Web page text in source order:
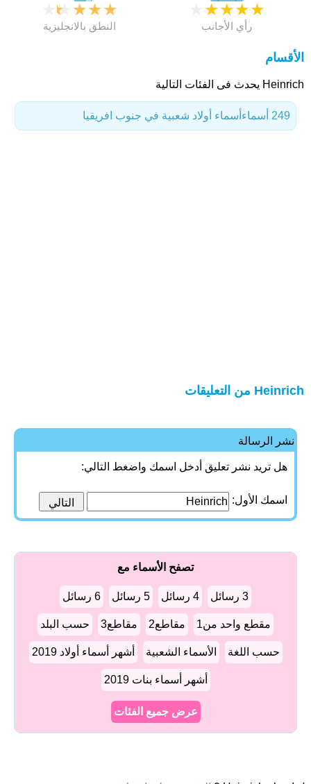
★
★
★
★
النطق بالانجليزية
★
★
★
★
رأي الأجانب
الأقسام
Heinrich يحدث فى الفئات التالية
أسماء أولاد شعبية في جنوب افريقيا 249 أسماء
Heinrich من التعليقات
نشر الرسالة
هل تريد نشر تعليق أدخل اسمك واضغط التالي:
اسمك الأول:
تصفح الأسماء مع
3 رسائل 4 رسائل 5 رسائل 6 رسائل
مقطع واحد من1 مقاطع2 مقاطع3 حسب البلد
حسب اللغة الأسماء الشعبية أشهر أسماء أولاد 2019
أشهر أسماء بنات 2019
عرض جميع الفئات